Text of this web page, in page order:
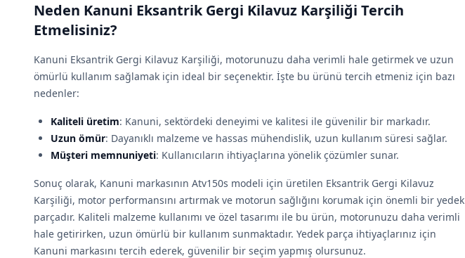
Neden Kanuni Eksantrik Gergi Kilavuz Karşiliği Tercih
Etmelisiniz?
Kanuni Eksantrik Gergi Kilavuz Karşiliği, motorunuzu daha verimli hale getirmek ve uzun
ömürlü kullanım sağlamak için ideal bir seçenektir. İşte bu ürünü tercih etmeniz için bazı
nedenler:
Kaliteli üretim: Kanuni, sektördeki deneyimi ve kalitesi ile güvenilir bir markadır.
Uzun ömür: Dayanıklı malzeme ve hassas mühendislik, uzun kullanım süresi sağlar.
Müşteri memnuniyeti: Kullanıcıların ihtiyaçlarına yönelik çözümler sunar.
Sonuç olarak, Kanuni markasının Atv150s modeli için üretilen Eksantrik Gergi Kilavuz
Karşiliği, motor performansını artırmak ve motorun sağlığını korumak için önemli bir yedek
parçadır. Kaliteli malzeme kullanımı ve özel tasarımı ile bu ürün, motorunuzu daha verimli
hale getirirken, uzun ömürlü bir kullanım sunmaktadır. Yedek parça ihtiyaçlarınız için
Kanuni markasını tercih ederek, güvenilir bir seçim yapmış olursunuz.